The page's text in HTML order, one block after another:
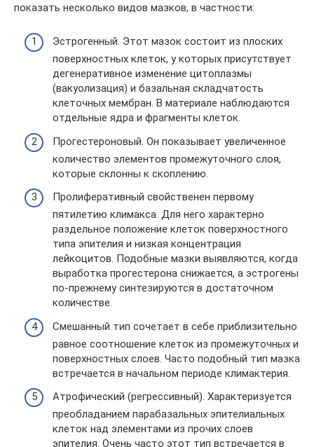
показать несколько видов мазков, в частности:
Эстрогенный. Этот мазок состоит из плоских
поверхностных клеток, у которых присутствует
дегенеративное изменение цитоплазмы
(вакуолизация) и базальная складчатость
клеточных мембран. В материале наблюдаются
отдельные ядра и фрагменты клеток.
Прогестероновый. Он показывает увеличенное
количество элементов промежуточного слоя,
которые склонны к скоплению.
Пролиферативный свойственен первому
пятилетию климакса. Для него характерно
раздельное положение клеток поверхностного
типа эпителия и низкая концентрация
лейкоцитов. Подобные мазки выявляются, когда
выработка прогестерона снижается, а эстрогены
по-прежнему синтезируются в достаточном
количестве.
Смешанный тип сочетает в себе приблизительно
равное соотношение клеток из промежуточных и
поверхностных слоев. Часто подобный тип мазка
встречается в начальном периоде климактерия.
Атрофический (регрессивный). Характеризуется
преобладанием парабазальных эпителиальных
клеток над элементами из прочих слоев
эпителия. Очень часто этот тип встречается в